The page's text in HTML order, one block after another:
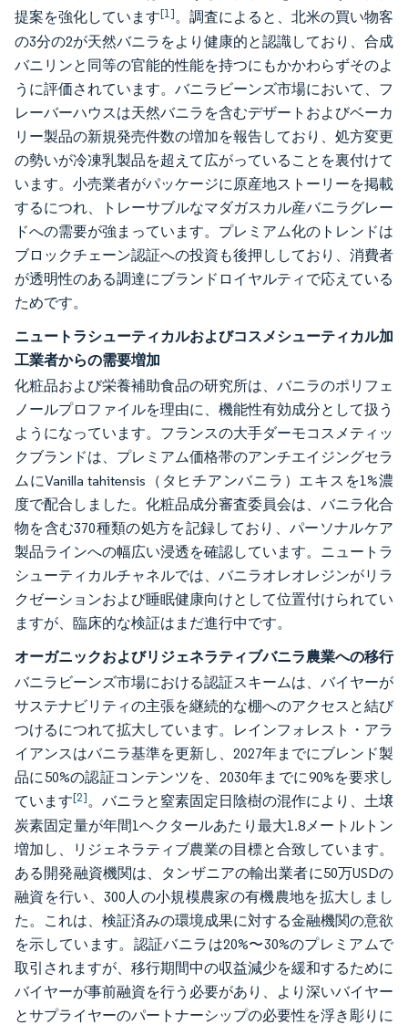
提案を強化しています[1]。調査によると、北米の買い物客
の3分の2が天然バニラをより健康的と認識しており、合成
バニリンと同等の官能的性能を持つにもかかわらずそのよ
うに評価されています。バニラビーンズ市場において、フ
レーバーハウスは天然バニラを含むデザートおよびベーカ
リー製品の新規発売件数の増加を報告しており、処方変更
の勢いが冷凍乳製品を超えて広がっていることを裏付けて
います。小売業者がパッケージに原産地ストーリーを掲載
するにつれ、トレーサブルなマダガスカル産バニラグレー
ドへの需要が強まっています。プレミアム化のトレンドは
ブロックチェーン認証への投資も後押ししており、消費者
が透明性のある調達にブランドロイヤルティで応えている
ためです。
ニュートラシューティカルおよびコスメシューティカル加
工業者からの需要増加
化粧品および栄養補助食品の研究所は、バニラのポリフェ
ノールプロファイルを理由に、機能性有効成分として扱う
ようになっています。フランスの大手ダーモコスメティッ
クブランドは、プレミアム価格帯のアンチエイジングセラ
ムにVanilla tahitensis（タヒチアンバニラ）エキスを1%濃
度で配合しました。化粧品成分審査委員会は、バニラ化合
物を含む370種類の処方を記録しており、パーソナルケア
製品ラインへの幅広い浸透を確認しています。ニュートラ
シューティカルチャネルでは、バニラオレオレジンがリラ
クゼーションおよび睡眠健康向けとして位置付けられてい
ますが、臨床的な検証はまだ進行中です。
オーガニックおよびリジェネラティブバニラ農業への移行
バニラビーンズ市場における認証スキームは、バイヤーが
サステナビリティの主張を継続的な棚へのアクセスと結び
つけるにつれて拡大しています。レインフォレスト・アラ
イアンスはバニラ基準を更新し、2027年までにブレンド製
品に50%の認証コンテンツを、2030年までに90%を要求し
ています[2]。バニラと窒素固定日陰樹の混作により、土壌
炭素固定量が年間1ヘクタールあたり最大1.8メートルトン
増加し、リジェネラティブ農業の目標と合致しています。
ある開発融資機関は、タンザニアの輸出業者に50万USDの
融資を行い、300人の小規模農家の有機農地を拡大しまし
た。これは、検証済みの環境成果に対する金融機関の意欲
を示しています。認証バニラは20%〜30%のプレミアムで
取引されますが、移行期間中の収益減少を緩和するために
バイヤーが事前融資を行う必要があり、より深いバイヤー
とサプライヤーのパートナーシップの必要性を浮き彫りに